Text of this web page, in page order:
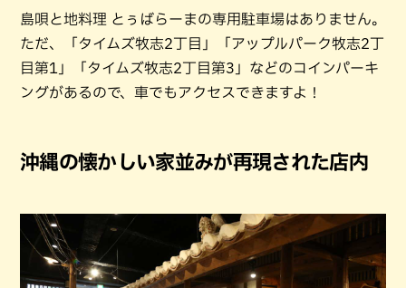
島唄と地料理 とぅばらーまの専用駐車場はありません。
ただ、「タイムズ牧志2丁目」「アップルパーク牧志2丁
目第1」「タイムズ牧志2丁目第3」などのコインパーキ
ングがあるので、車でもアクセスできますよ！
沖縄の懐かしい家並みが再現された店内